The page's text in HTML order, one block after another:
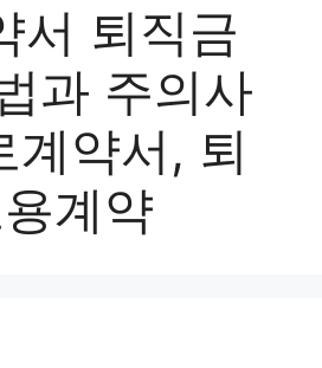
서 퇴직금
과 주의사
계약서, 퇴
계약